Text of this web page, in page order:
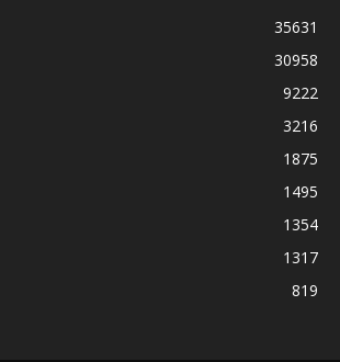
35631
30958
9222
3216
1875
1495
1354
1317
819